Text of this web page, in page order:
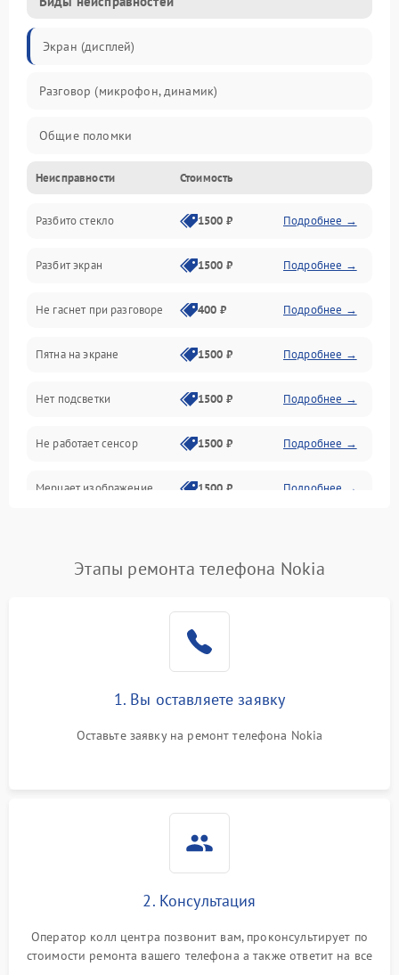
Экран (дисплей)
Разговор (микрофон, динамик)
Общие поломки
Проблемы связи
Камеры
Проблемы с дисплеем и сенсором
Зарядка
Проблемы с питанием, зарядкой и аккумулятором
Проблемы с работой системы, корпусом и другие
Неисправности Стоимость
Разбито стекло 1500 ₽ Подробнее →
Разбит экран 1500 ₽ Подробнее →
Не гаснет при разговоре 400 ₽ Подробнее →
Пятна на экране 1500 ₽ Подробнее →
Нет подсветки 1500 ₽ Подробнее →
Не работает сенсор 1500 ₽ Подробнее →
Мерцает изображение 1500 ₽ Подробнее →
Не работает Face ID 4000 ₽ Подробнее →
Этапы ремонта телефона Nokia
1. Вы оставляете заявку
Оставьте заявку на ремонт телефона Nokia
2. Консультация
Оператор колл центра позвонит вам, проконсультирует по
стоимости ремонта вашего телефона а также ответит на все